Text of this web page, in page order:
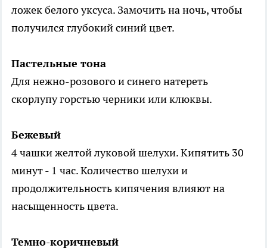
ложек белого уксуса. Замочить на ночь, чтобы
получился глубокий синий цвет.
Пастельные тона
Для нежно-розового и синего натереть
скорлупу горстью черники или клюквы.
Бежевый
4 чашки желтой луковой шелухи. Кипятить 30
минут - 1 час. Количество шелухи и
продолжительность кипячения влияют на
насыщенность цвета.
Темно-коричневый